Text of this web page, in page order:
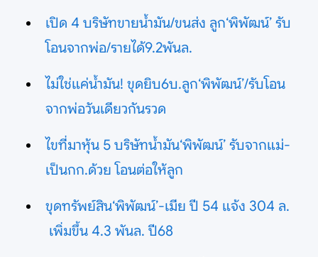
เปิด 4 บริษัทขายน้ำมัน/ขนส่ง ลูก‘พิพัฒน์’ รับ
โอนจากพ่อ/รายได้9.2พันล.
ไม่ใช่แค่น้ำมัน! ขุดยิบ6บ.ลูก‘พิพัฒน์’/รับโอน
จากพ่อวันเดียวกันรวด
ไขที่มาหุ้น 5 บริษัทน้ำมัน‘พิพัฒน์’ รับจากแม่-
เป็นกก.ด้วย โอนต่อให้ลูก
ขุดทรัพย์สิน‘พิพัฒน์’-เมีย ปี 54 แจ้ง 304 ล.
เพิ่มขึ้น 4.3 พันล. ปี68